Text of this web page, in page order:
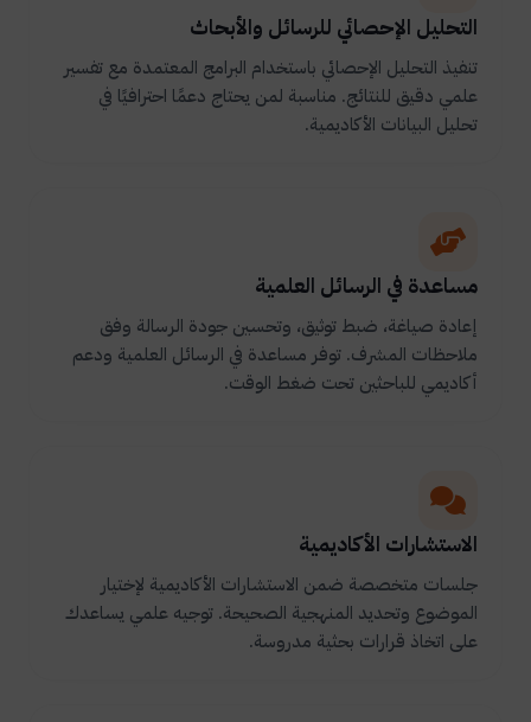
التحليل الإحصائي للرسائل والأبحاث
تنفيذ التحليل الإحصائي باستخدام البرامج المعتمدة مع تفسير
علمي دقيق للنتائج. مناسبة لمن يحتاج دعمًا احترافيًا في
تحليل البيانات الأكاديمية.
مساعدة في الرسائل العلمية
إعادة صياغة، ضبط توثيق، وتحسين جودة الرسالة وفق
ملاحظات المشرف. توفر مساعدة في الرسائل العلمية ودعم
أكاديمي للباحثين تحت ضغط الوقت.
الاستشارات الأكاديمية
جلسات متخصصة ضمن الاستشارات الأكاديمية لإختيار
الموضوع وتحديد المنهجية الصحيحة. توجيه علمي يساعدك
على اتخاذ قرارات بحثية مدروسة.